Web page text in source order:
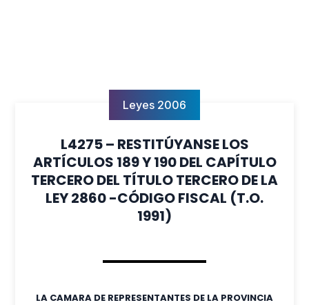
Leyes 2006
L4275 – RESTITÚYANSE LOS
ARTÍCULOS 189 Y 190 DEL CAPÍTULO
TERCERO DEL TÍTULO TERCERO DE LA
LEY 2860 -CÓDIGO FISCAL (T.O.
1991)
LA CAMARA DE REPRESENTANTES DE LA PROVINCIA